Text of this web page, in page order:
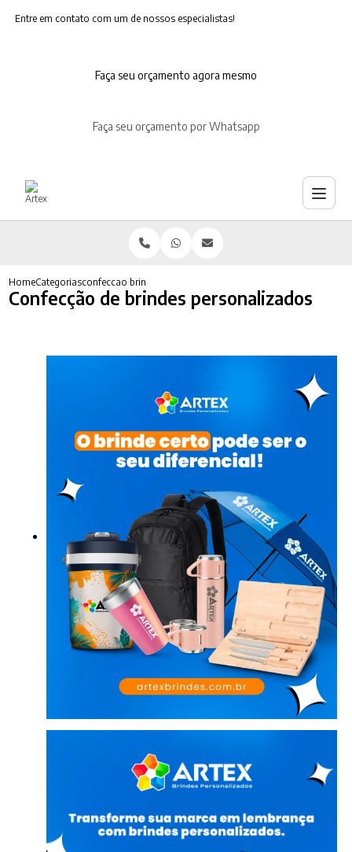
Entre em contato com um de nossos especialistas!
Faça seu orçamento agora mesmo
Faça seu orçamento por Whatsapp
HomeCategoriasconfeccao brindes personalizados
Confecção de brindes personalizados